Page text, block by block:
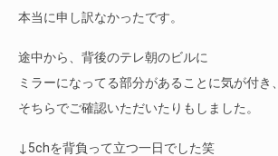
本当に申し訳なかったです。
途中から、背後のテレ朝のビルに
ミラーになってる部分があることに気が付き、
そちらでご確認いただいたりもしました。
↓5chを背負って立つ一日でした笑